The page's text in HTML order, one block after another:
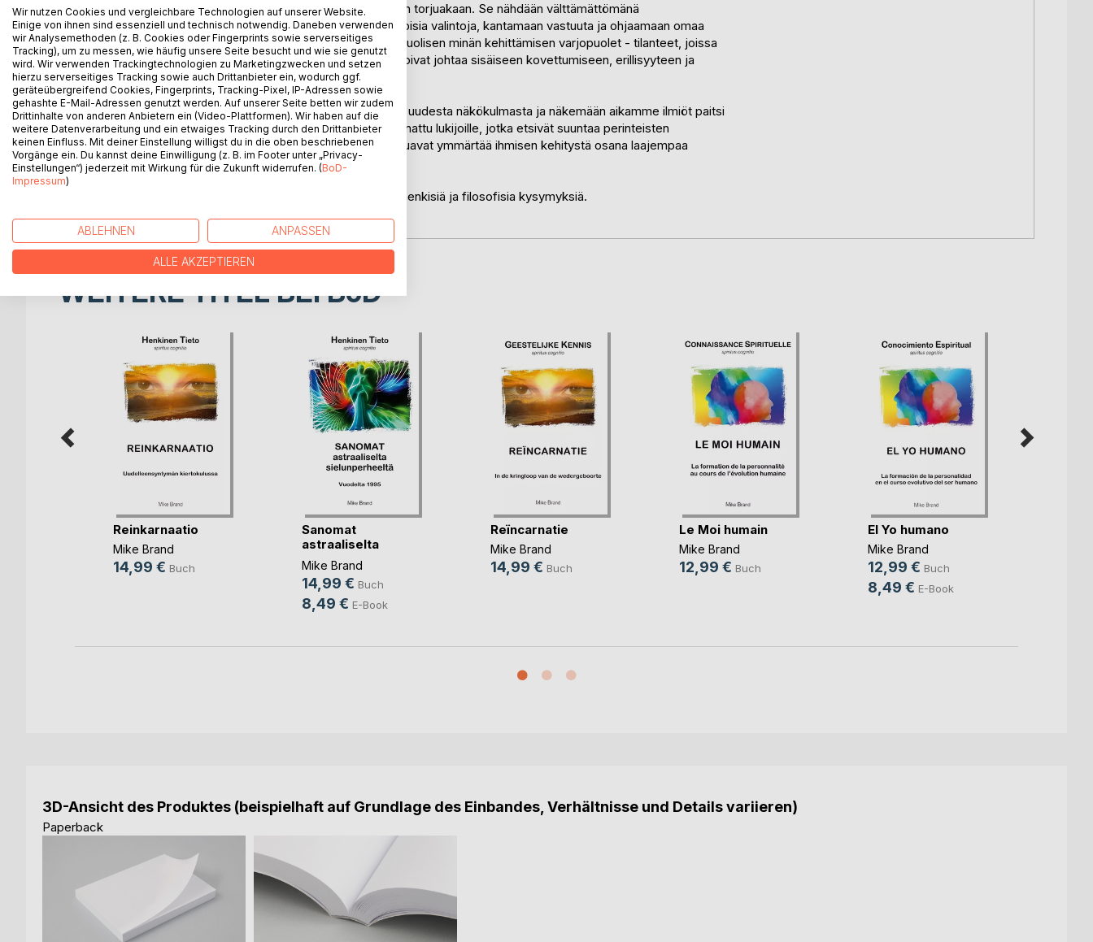
Teos osoittaa, ettei minää tule sen enempää ihannoida kuin torjuakaan. Se nähdään välttämättömänä
kehitysvaiheena, jonka kautta ihminen oppii tekemään tietoisia valintoja, kantamaan vastuuta ja ohjaamaan omaa
sisäistä kypsymisprosessiaan. Samalla kirja tuo esiin yksipuolisen minän kehittämisen varjopuolet - tilanteet, joissa
egoismi, itsekeskeisyys ja aineellisuuteen kiinnittyminen voivat johtaa sisäiseen kovettumiseen, erillisyyteen ja
henkiseen pysähtyneisyyteen.
Minäihminen kutsuu tarkastelemaan omaa itseymmärrystä uudesta näkökulmasta ja näkemään aikamme ilmiöt paitsi
yhteiskunnallisina myös henkisinä haasteina. Teos on suunnattu lukijoille, jotka etsivät suuntaa perinteisten
uskonnollisten tai psykologisten mallien ulkopuolelta ja haluavat ymmärtää ihmisen kehitystä osana laajempaa
henkistä kokonaisuutta.
Suositellaan yli 21-vuotiaille, sillä teos käsittelee syvällisiä henkisiä ja filosofisia kysymyksiä.
WEITERE TITEL BEIBoD
Reinkarnaatio
Mike Brand
14,99 € Buch
Sanomat
astraaliselta
sielunperheeltä
Mike Brand
14,99 € Buch
8,49 € E-Book
Reïncarnatie
Mike Brand
14,99 € Buch
Le Moi humain
Mike Brand
12,99 € Buch
El Yo humano
Mike Brand
12,99 € Buch
8,49 € E-Book
3D-Ansicht des Produktes (beispielhaft auf Grundlage des Einbandes, Verhältnisse und Details variieren)
Paperback
Wir nutzen Cookies und vergleichbare Technologien auf unserer Website.
Einige von ihnen sind essenziell und technisch notwendig. Daneben verwenden
wir Analysemethoden (z. B. Cookies oder Fingerprints sowie serverseitiges
Tracking), um zu messen, wie häufig unsere Seite besucht und wie sie genutzt
wird. Wir verwenden Trackingtechnologien zu Marketingzwecken und setzen
hierzu serverseitiges Tracking sowie auch Drittanbieter ein, wodurch ggf.
geräteübergreifend Cookies, Fingerprints, Tracking-Pixel, IP-Adressen sowie
gehashte E-Mail-Adressen genutzt werden. Auf unserer Seite betten wir zudem
Drittinhalte von anderen Anbietern ein (Video-Plattformen). Wir haben auf die
weitere Datenverarbeitung und ein etwaiges Tracking durch den Drittanbieter
keinen Einfluss. Mit deiner Einstellung willigst du in die oben beschriebenen
Vorgänge ein. Du kannst deine Einwilligung (z. B. im Footer unter „Privacy-
Einstellungen“) jederzeit mit Wirkung für die Zukunft widerrufen. (BoD-
Impressum)
ABLEHNEN ANPASSEN
ALLE AKZEPTIEREN